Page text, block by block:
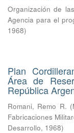
Organización de
Agencia para el
1968)
Plan
Área de
República
Romani, Remo R. (
Fabricaciones
Desarrollo, 1968)